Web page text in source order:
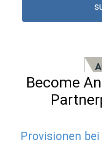
Become
Provisionen